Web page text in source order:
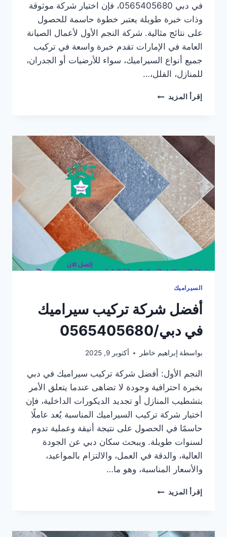
في دبي 0565405680، فإن اختيار شركة موثوقة
وذات خبرة طويلة يعتبر خطوة حاسمة للحصول
على نتائج مثالية. شركة النجم الأول لأعمال الصيانة
العامة في الإمارات تقدم خبرة واسعة في تركيب
جميع أنواع السيراميك، سواء للأرضيات أو الجدران،
للمنازل، الفلل،…
إقرأ المزيد تركيب
السيراميك
أفضل شركة تركيب سيراميك
في دبي/0565405680
بواسطة إبراهيم خاطر أكتوبر 9, 2025
النجم الأول: أفضل شركة تركيب سيراميك في دبي
بخبرة احترافية وجودة لا تضاهى عندما يتعلق الأمر
بتشطيب المنازل أو تجديد الديكورات الداخلية، فإن
اختيار شركة تركيب السيراميك المناسبة يُعد عاملًا
حاسمًا في الحصول على نتيجة أنيقة وعملية تدوم
لسنوات طويلة. ويبحث سكان دبي عن الجودة
العالية، والدقة في العمل، والالتزام بالمواعيد،
والأسعار المناسبة، وهو ما…
إقرأ المزيد أفضل
في